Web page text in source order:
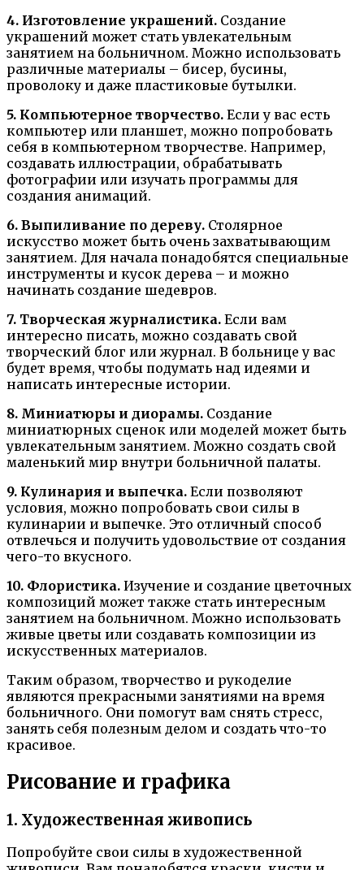
4. Изготовление украшений. Создание
украшений может стать увлекательным
занятием на больничном. Можно использовать
различные материалы – бисер, бусины,
проволоку и даже пластиковые бутылки.
5. Компьютерное творчество. Если у вас есть
компьютер или планшет, можно попробовать
себя в компьютерном творчестве. Например,
создавать иллюстрации, обрабатывать
фотографии или изучать программы для
создания анимаций.
6. Выпиливание по дереву. Столярное
искусство может быть очень захватывающим
занятием. Для начала понадобятся специальные
инструменты и кусок дерева – и можно
начинать создание шедевров.
7. Творческая журналистика. Если вам
интересно писать, можно создавать свой
творческий блог или журнал. В больнице у вас
будет время, чтобы подумать над идеями и
написать интересные истории.
8. Миниатюры и диорамы. Создание
миниатюрных сценок или моделей может быть
увлекательным занятием. Можно создать свой
маленький мир внутри больничной палаты.
9. Кулинария и выпечка. Если позволяют
условия, можно попробовать свои силы в
кулинарии и выпечке. Это отличный способ
отвлечься и получить удовольствие от создания
чего-то вкусного.
10. Флористика. Изучение и создание цветочных
композиций может также стать интересным
занятием на больничном. Можно использовать
живые цветы или создавать композиции из
искусственных материалов.
Таким образом, творчество и рукоделие
являются прекрасными занятиями на время
больничного. Они помогут вам снять стресс,
занять себя полезным делом и создать что-то
красивое.
Рисование и графика
1. Художественная живопись
Попробуйте свои силы в художественной